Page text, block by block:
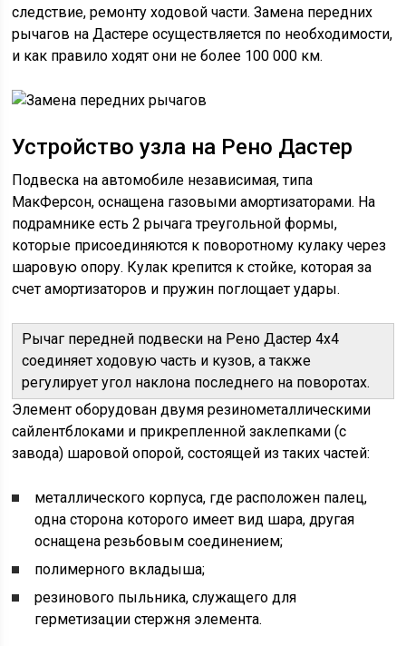
следствие, ремонту ходовой части. Замена передних
рычагов на Дастере осуществляется по необходимости,
и как правило ходят они не более 100 000 км.
Устройство узла на Рено Дастер
Подвеска на автомобиле независимая, типа
МакФерсон, оснащена газовыми амортизаторами. На
подрамнике есть 2 рычага треугольной формы,
которые присоединяются к поворотному кулаку через
шаровую опору. Кулак крепится к стойке, которая за
счет амортизаторов и пружин поглощает удары.
Рычаг передней подвески на Рено Дастер 4х4
соединяет ходовую часть и кузов, а также
регулирует угол наклона последнего на поворотах.
Элемент оборудован двумя резинометаллическими
сайлентблоками и прикрепленной заклепками (с
завода) шаровой опорой, состоящей из таких частей:
металлического корпуса, где расположен палец,
одна сторона которого имеет вид шара, другая
оснащена резьбовым соединением;
полимерного вкладыша;
резинового пыльника, служащего для
герметизации стержня элемента.